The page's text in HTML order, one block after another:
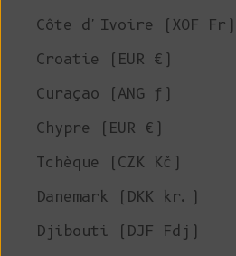
Côte d'Ivoire (XOF Fr)
Croatie (EUR €)
Curaçao (ANG ƒ)
Chypre (EUR €)
Tchèque (CZK Kč)
Danemark (DKK kr.)
Djibouti (DJF Fdj)